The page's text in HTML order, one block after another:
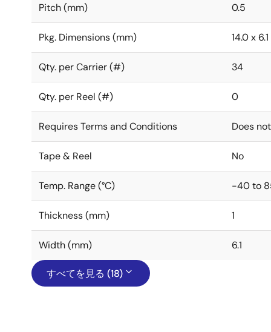
Pitch (mm) 0.5
Pkg. Dimensions (mm) 14.0 x
Qty. per Carrier (#) 34
Qty. per Reel (#) 0
Requires Terms and Conditions Does
Tape & Reel No
Temp. Range (°C) -40 to
Thickness (mm) 1
Width (mm) 6.1
すべてを見る (18)